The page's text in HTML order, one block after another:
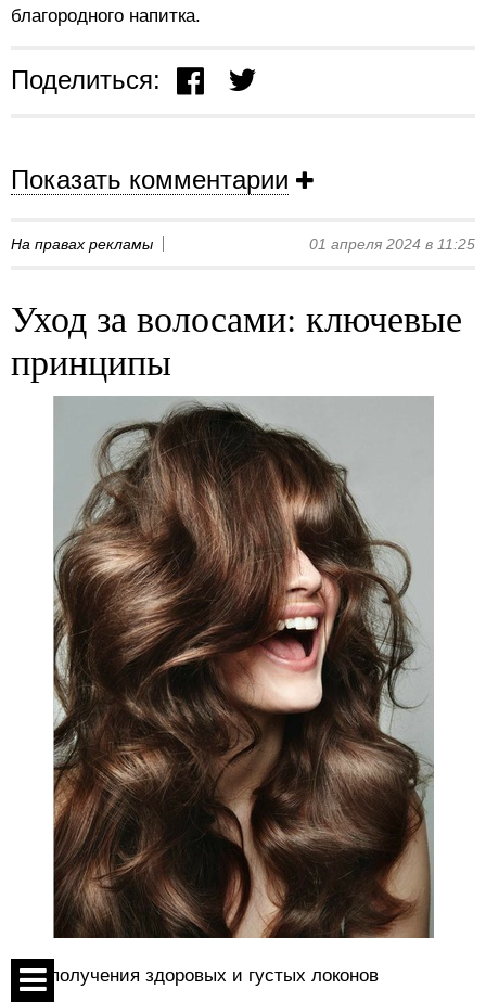
благородного напитка.
Поделиться:
Показать комментарии
На правах рекламы 01 апреля 2024 в 11:25
Уход за волосами: ключевые
принципы
Для получения здоровых и густых локонов